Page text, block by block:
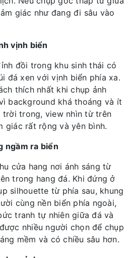
giác như đang đi sâu vào
vịnh biển
đồi trong khu sinh thái có
đá xen với vịnh biển phía xa.
thích nhất khi chụp ảnh
background khá thoáng và ít
trời trong, view nhìn từ trên
giác rất rộng và yên bình.
ngầm ra biển
cửa hang nơi ánh sáng từ
trong hang đá. Khi đứng ở
silhouette từ phía sau, khung
cùng nền biển phía ngoài,
tranh tự nhiên giữa đá và
nhiều người chọn để chụp
mềm và có chiều sâu hơn.